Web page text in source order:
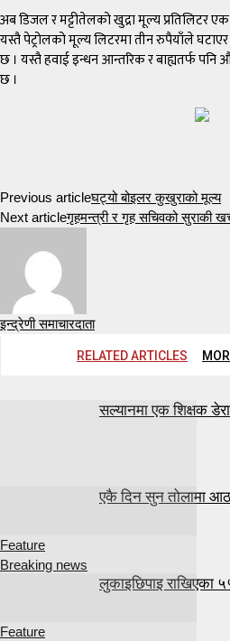
अब डिजल र मट्टीतेलको खुद्रा मूल्य प्रतिलिटर
यस्तै पेट्रोलको मूल्य लिटरमा तीन रुपैयाँले
छ । यस्तै हवाई इन्धन आन्तरिक र बाह्यतर्फ
छ ।
Previous articleघट्यो बोइलर कुखुराको मूल्य
Next articleगृहमन्त्री र गृह सचिवको सुराकी
इन्द्रेणी समाचारदाता
RELATED ARTICLES
Feature
Breaking news
सल्यानमा एक शिक्षक
Feature
एकै दिन सुन तोलामा
लुकाइछिपाइ राखिएका